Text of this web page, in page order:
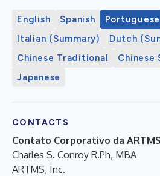
English Spanish Portuguese
Italian (Summary)
Dutch
Chinese Traditional
Chinese
Japanese
CONTACTS
Contato Corporativo da ARTMS
Charles S. Conroy R.Ph, MBA
ARTMS, Inc.